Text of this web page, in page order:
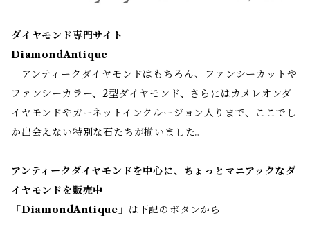
ダイヤモンド専門サイト
DiamondAntique
アンティークダイヤモンドはもちろん、ファンシーカットや
ファンシーカラー、2型ダイヤモンド、さらにはカメレオンダ
イヤモンドやガーネットインクルージョン入りまで、ここでし
か出会えない特別な石たちが揃いました。
アンティークダイヤモンドを中心に、ちょっとマニアックなダ
イヤモンドを販売中
「DiamondAntique 」は下記のボタンから